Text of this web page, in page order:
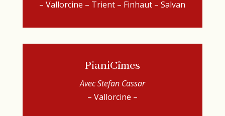
– Vallorcine – Trient – Finhaut – Salvan
PianiCîmes
Avec Stefan Cassar
– Vallorcine –